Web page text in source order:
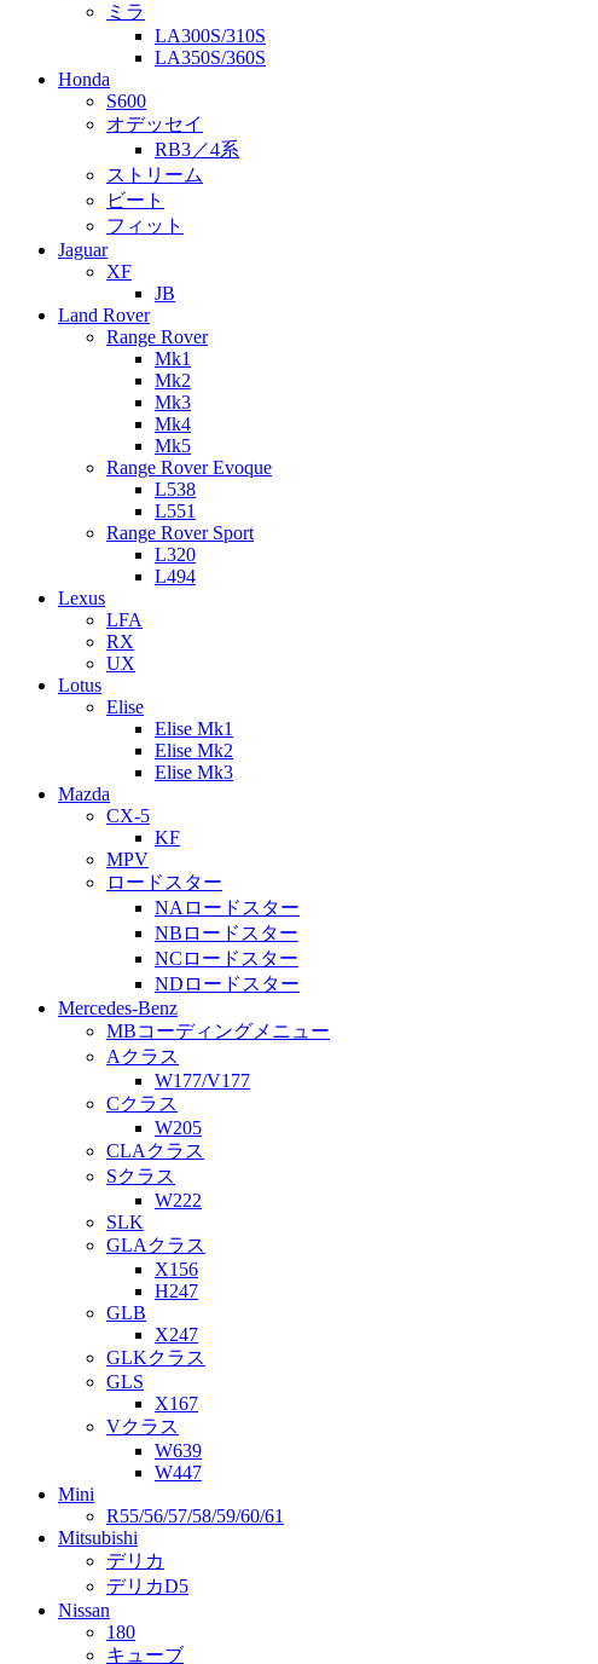
ミラ
LA300S/310S
LA350S/360S
Honda
S600
オデッセイ
RB3／4系
ストリーム
ビート
フィット
Jaguar
XF
JB
Land Rover
Range Rover
Mk1
Mk2
Mk3
Mk4
Mk5
Range Rover Evoque
L538
L551
Range Rover Sport
L320
L494
Lexus
LFA
RX
UX
Lotus
Elise
Elise Mk1
Elise Mk2
Elise Mk3
Mazda
CX-5
KF
MPV
ロードスター
NAロードスター
NBロードスター
NCロードスター
NDロードスター
Mercedes-Benz
MBコーディングメニュー
Aクラス
W177/V177
Cクラス
W205
CLAクラス
Sクラス
W222
SLK
GLAクラス
X156
H247
GLB
X247
GLKクラス
GLS
X167
Vクラス
W639
W447
Mini
R55/56/57/58/59/60/61
Mitsubishi
デリカ
デリカD5
Nissan
180
キューブ